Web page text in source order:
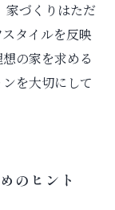
家づくりはただ
タイルを反映
の家を求める
を大切にして
のヒント